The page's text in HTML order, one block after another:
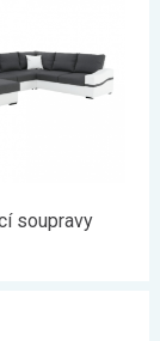
soupravy